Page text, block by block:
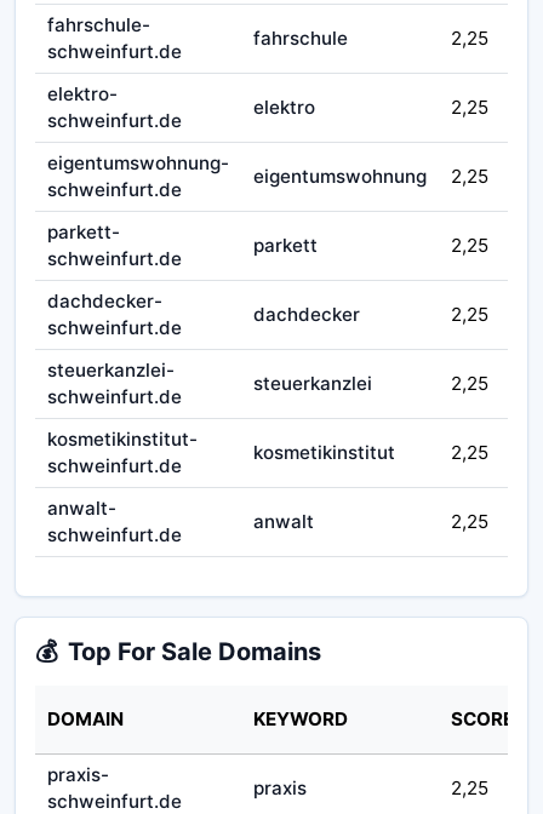
fahrschule-
schweinfurt.de
fahrschule 2,25
elektro-
schweinfurt.de
elektro 2,25
eigentumswohnung-
schweinfurt.de
eigentumswohnung 2,25
parkett-
schweinfurt.de
parkett 2,25
dachdecker-
schweinfurt.de
dachdecker 2,25
steuerkanzlei-
schweinfurt.de
steuerkanzlei 2,25
kosmetikinstitut-
schweinfurt.de
kosmetikinstitut 2,25
anwalt-
schweinfurt.de
anwalt 2,25
💰 Top For Sale Domains
DOMAIN KEYWORD SCORE
praxis-
schweinfurt.de
praxis 2,25